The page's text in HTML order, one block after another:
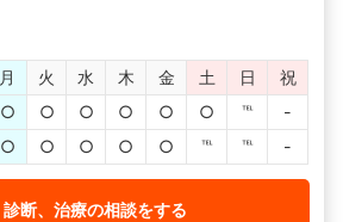
月 火 水 木 金 土 日
祝
○ ○ ○ ○ ○ ○ ℡
-
○ ○ ○ ○ ○ ℡ ℡ -
診断、治療の相談をする